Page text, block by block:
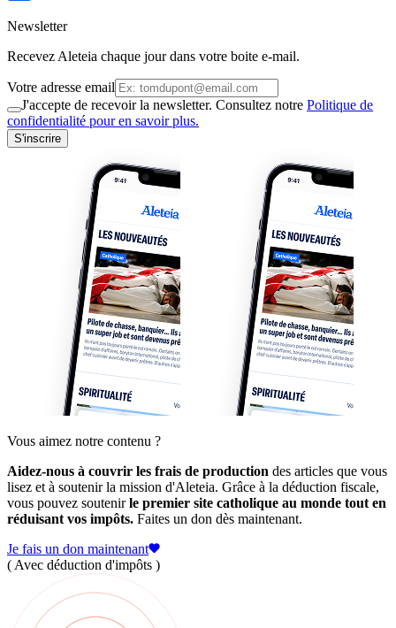
Newsletter
Recevez Aleteia chaque jour dans votre boite e-mail.
Votre adresse email
J'accepte de recevoir la newsletter. Consultez notre Politique de
confidentialité pour en savoir plus.
S'inscrire
Vous aimez notre contenu ?
Aidez-nous à couvrir les frais de production des articles que vous
lisez et à soutenir la mission d'Aleteia. Grâce à la déduction fiscale,
vous pouvez soutenirle premier site catholique au monde tout en
réduisant vos impôts. Faites un don dès maintenant.
Je fais un don maintenant
( Avec déduction d'impôts )